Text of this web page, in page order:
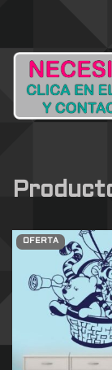
OFERTA